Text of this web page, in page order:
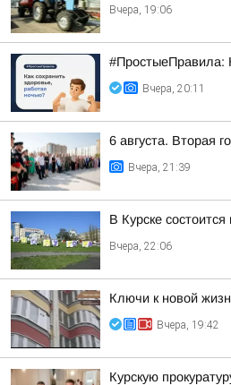
Вчера, 19:06
#ПростыеПравила:
Вчера, 20:11
6 августа. Вторая
Вчера, 21:39
В Курске
Вчера, 22:06
Ключи к новой
Вчера, 19:42
Курскую